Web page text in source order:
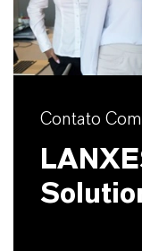
Contato